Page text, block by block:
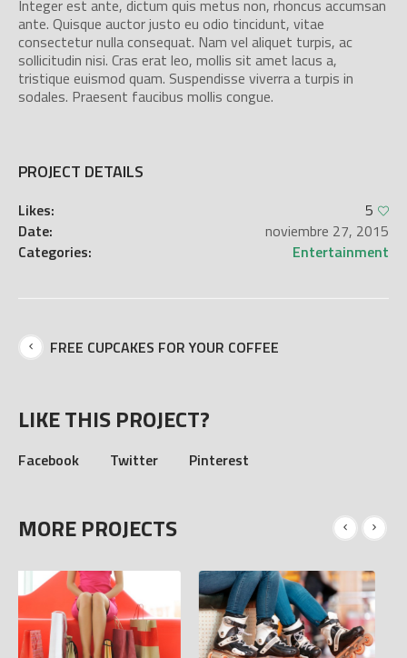
Integer est ante, dictum quis metus non, rhoncus accumsan
ante. Quisque auctor justo eu odio tincidunt, vitae
consectetur nulla consequat. Nam vel aliquet turpis, ac
sollicitudin nisi. Cras erat leo, mollis sit amet lacus a,
tristique euismod quam. Suspendisse viverra a turpis in
sodales. Praesent faucibus mollis congue.
PROJECT DETAILS
Likes:
5
Date:
noviembre 27, 2015
Categories:
Entertainment
FREE CUPCAKES FOR YOUR COFFEE
LIKE THIS PROJECT?
Facebook Twitter Pinterest
MORE PROJECTS